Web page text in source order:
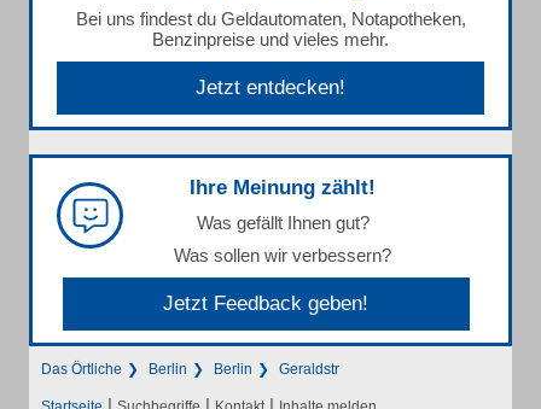
Bei uns findest du Geldautomaten, Notapotheken,
Benzinpreise und vieles mehr.
Jetzt entdecken!
Ihre Meinung zählt!
Was gefällt Ihnen gut?
Was sollen wir verbessern?
Jetzt Feedback geben!
Das Örtliche Berlin Berlin Geraldstr
| | |